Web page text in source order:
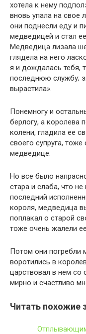
хотела к нему
вновь упала на свое
они поднесли еду и
медведицей и стал
Медведица лизала
глядела на него
я и дождалась тебя,
последнюю службу;
вырастила».
Понемногу и
берлогу, а королева
колени, гладила ее
своего супруга, тоже
медведице.
Но все было
стара и слаба, что
последний
короля, медведица
поплакал о старой
тоже очень жалели
Потом они погребли
воротились в
царствовал в нем со
мирно и счастливо
Читать похожие